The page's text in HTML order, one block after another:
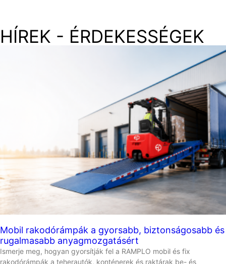
HÍREK - ÉRDEKESSÉGEK
Mobil rakodórámpák a gyorsabb, biztonságosabb és
rugalmasabb anyagmozgatásért
Ismerje meg, hogyan gyorsítják fel a RAMPLO mobil és fix
rakodórámpák a teherautók, konténerek és raktárak be- és